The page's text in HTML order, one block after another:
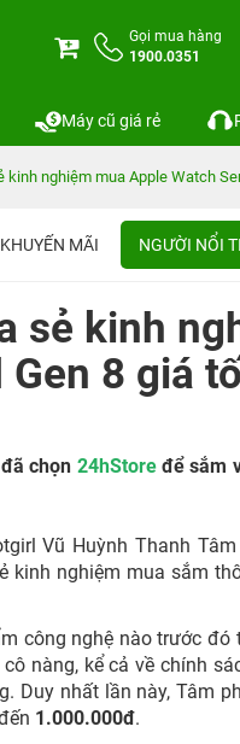
Gọi mua hàng
1900.0351
Máy cũ giá rẻ
nghiệm mua Apple Watch
KHUYẾN MÃI NGƯỜI NỔI
sẻ kinh
Gen 8 giá
chọn 24hStore để sắm
Vũ Huỳnh Thanh
kinh nghiệm mua sắm
công nghệ nào trước đó
nàng, kể cả về chính
Duy nhất lần này, Tâm
1.000.000đ.